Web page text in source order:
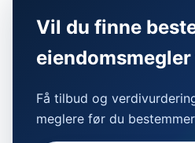
Vil du finne
Få tilbud og
meglere før du